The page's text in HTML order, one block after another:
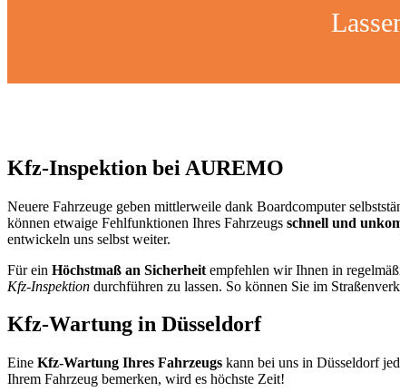
Kfz-Inspektion bei AUREMO
Neuere Fahrzeuge geben mittlerweile dank Boardcomputer
können etwaige Fehlfunktionen Ihres Fahrzeugs schnell und
entwickeln uns selbst weiter.
Für ein Höchstmaß an Sicherheit empfehlen wir Ihnen in
Kfz-Inspektion durchführen zu lassen. So können Sie im
Kfz-Wartung in Düsseldorf
Eine Kfz-Wartung Ihres Fahrzeugs kann bei uns in Düsseldorf
Ihrem Fahrzeug bemerken, wird es höchste Zeit!